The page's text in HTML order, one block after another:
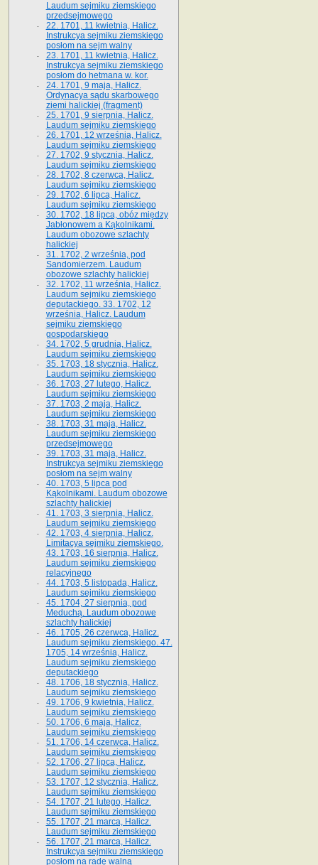
Laudum sejmiku ziemskiego
przedsejmowego
22. 1701, 11 kwietnia, Halicz.
Instrukcya sejmiku ziemskiego
posłom na sejm walny
23. 1701, 11 kwietnia, Halicz.
Instrukcya sejmiku ziemskiego
posłom do hetmana w. kor.
24. 1701, 9 maja, Halicz.
Ordynacya sądu skarbowego
ziemi halickiej (fragment)
25. 1701, 9 sierpnia, Halicz.
Laudum sejmiku ziemskiego
26. 1701, 12 września, Halicz.
Laudum sejmiku ziemskiego
27. 1702, 9 stycznia, Halicz.
Laudum sejmiku ziemskiego
28. 1702, 8 czerwca, Halicz.
Laudum sejmiku ziemskiego
29. 1702, 6 lipca, Halicz.
Laudum sejmiku ziemskiego
30. 1702, 18 lipca, obóz między
Jabłonowem a Kąkolnikami.
Laudum obozowe szlachty
halickiej
31. 1702, 2 września, pod
Sandomierzem. Laudum
obozowe szlachty halickiej
32. 1702, 11 września, Halicz.
Laudum sejmiku ziemskiego
deputackiego. 33. 1702, 12
września, Halicz. Laudum
sejmiku ziemskiego
gospodarskiego
34. 1702, 5 grudnia, Halicz.
Laudum sejmiku ziemskiego
35. 1703, 18 stycznia, Halicz.
Laudum sejmiku ziemskiego
36. 1703, 27 lutego, Halicz.
Laudum sejmiku ziemskiego
37. 1703, 2 maja, Halicz.
Laudum sejmiku ziemskiego
38. 1703, 31 maja, Halicz.
Laudum sejmiku ziemskiego
przedsejmowego
39. 1703, 31 maja, Halicz.
Instrukcya sejmiku ziemskiego
posłom na sejm walny
40. 1703, 5 lipca pod
Kąkolnikami. Laudum obozowe
szlachty halickiej
41­. 1703, 3 sierpnia, Halicz.
Laudum sejmiku ziemskiego
42. 1703, 4 sierpnia, Halicz.
Limitacya sejmiku ziemskiego.
43. 1703, 16 sierpnia, Halicz.
Laudum sejmiku ziemskiego
relacyjnego
44. 1703, 5 listopada, Halicz.
Laudum sejmiku ziemskiego
45. 1704, 27 sierpnia, pod
Meduchą. Laudum obozowe
szlachty halickiej
46. 1705, 26 czerwca, Halicz.
Laudum sejmiku ziemskiego. 47.
1705, 14 września, Halicz.
Laudum sejmiku ziemskiego
deputackiego
48. 1706, 18 stycznia, Halicz.
Laudum sejmiku ziemskiego
49. 1706, 9 kwietnia, Halicz.
Laudum sejmiku ziemskiego
50. 1706, 6 maja, Halicz.
Laudum sejmiku ziemskiego
51. 1706, 14 czerwca, Halicz.
Laudum sejmiku ziemskiego
52. 1706, 27 lipca, Halicz.
Laudum sejmiku ziemskiego
53. 1707, 12 stycznia, Halicz.
Laudum sejmiku ziemskiego
54. 1707, 21 lutego, Halicz.
Laudum sejmiku ziemskiego
55. 1707, 21 marca, Halicz.
Laudum sejmiku ziemskiego
56. 1707, 21 marca, Halicz.
Instrukcya sejmiku ziemskiego
posłom na radę walną